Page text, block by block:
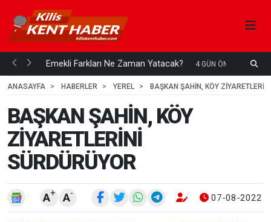
mi... Emekli Farkları Ne Zaman Yatacak? 4 GÜN ÖNCE
ANASAYFA
HABERLER YEREL BAŞKAN ŞAHİN, KÖY
BAŞKAN ŞAHİN, KÖY
ZİYARETLERİNİ
SÜRDÜRÜYOR
A+ A- 07-08-2022